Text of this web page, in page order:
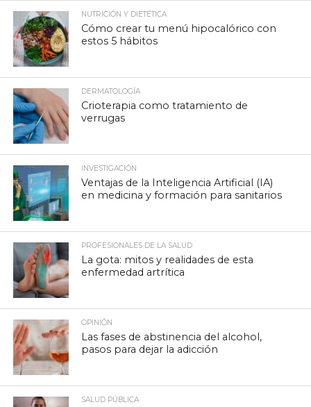
NUTRICIÓN Y DIETÉTICA
Cómo crear tu menú hipocalórico con
estos 5 hábitos
DERMATOLOGÍA
Crioterapia como tratamiento de
verrugas
INVESTIGACIÓN
Ventajas de la Inteligencia Artificial (IA)
en medicina y formación para sanitarios
PROFESIONALES DE LA SALUD
La gota: mitos y realidades de esta
enfermedad artrítica
OPINIÓN
Las fases de abstinencia del alcohol,
pasos para dejar la adicción
SALUD PÚBLICA